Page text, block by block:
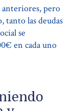
anteriores, pero
tanto las deudas
se
en cada uno